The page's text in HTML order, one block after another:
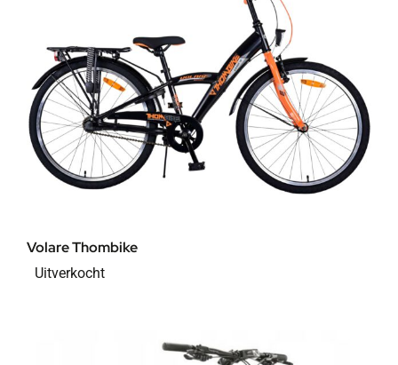
Volare Thombike
Uitverkocht